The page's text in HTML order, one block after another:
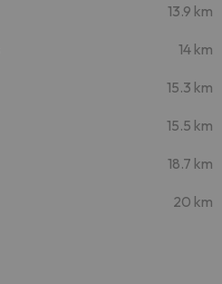
13.9 km
14 km
15.3 km
15.5 km
18.7 km
20 km